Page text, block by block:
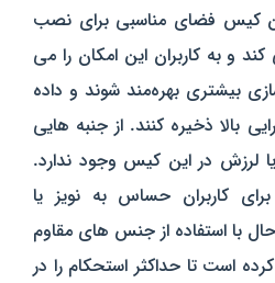
اینچی، این کیس فضای مناسبی برای نصب
و به کاربران این امکان را می‌
بیشتری بهره‌مند شوند و داده‌
بالا ذخیره کنند. از جنبه‌ هایی
لرزش در این کیس وجود ندارد.
کاربران حساس به نویز یا
با استفاده از جنس‌ های مقاوم
است تا حداکثر استحکام را در